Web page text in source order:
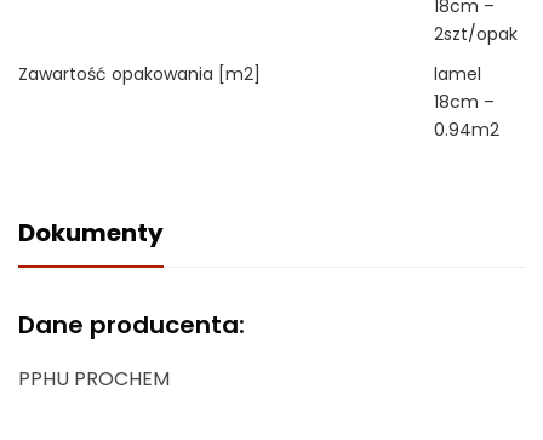
18cm –
2szt/opak
Zawartość opakowania [m2]
lamel
18cm –
0.94m2
Dokumenty
Dane producenta:
PPHU PROCHEM